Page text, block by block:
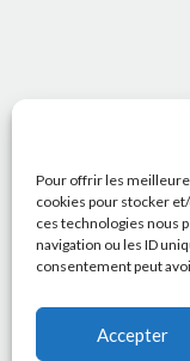
Pour offrir les
cookies pour stocker
ces technologies nous
navigation ou les ID
consentement peut
Accepter